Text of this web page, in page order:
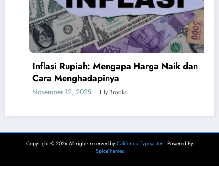
Inflasi Rupiah: Mengapa Harga Naik dan
Cara Menghadapinya
November 12, 2025 Lily Brooks
Copyright © 2026 All rights reserved by California Typewriter| Powered By
SpiceThemes